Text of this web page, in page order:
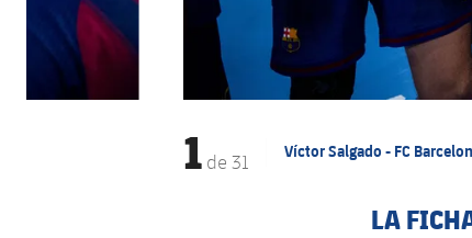
1de 31 Víctor Salgado - FC
LA